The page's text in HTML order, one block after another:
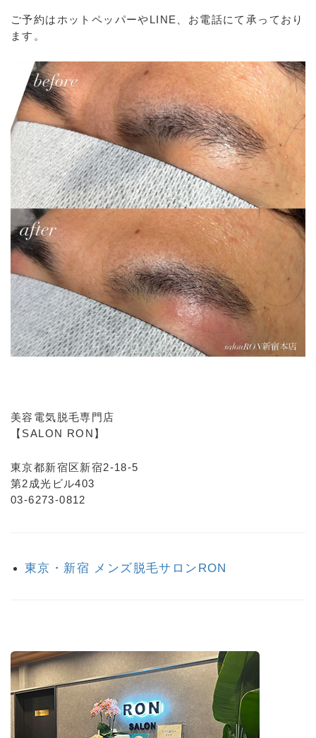
ご予約はホットペッパーやLINE、お電話にて承っており
ます。
美容電気脱毛専門店
【SALON RON】
東京都新宿区新宿2-18-5
第2成光ビル403
03-6273-0812
東京・新宿 メンズ脱毛サロンRON